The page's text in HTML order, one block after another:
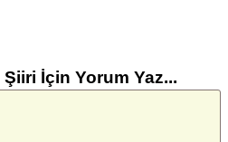
Şiiri İçin Yorum Yaz...